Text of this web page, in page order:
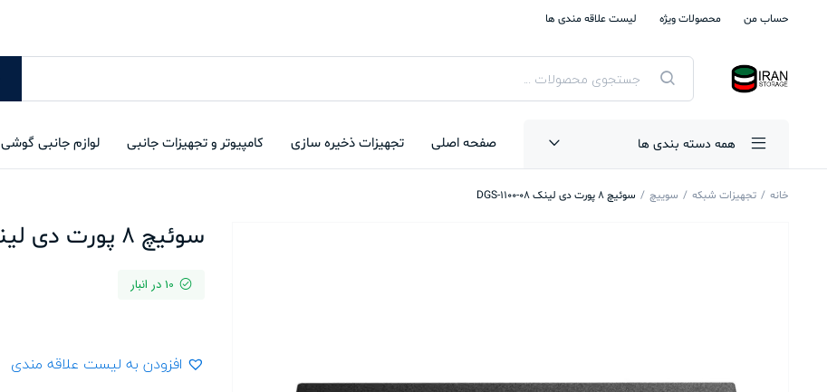
حساب من محصولات ویژه لیست علاقه مندی ها
جستجوی
محصولات
همه دسته بندی ها صفحه اصلی تجهیزات ذخیره سازی کامپیوتر و تجهیزات جانبی لوازم جانبی گوشی
خانه تجهیزات شبکه سوییچ سوئیچ 8 پورت دی لینک DGS-1100-08
سوئیچ 8 پورت دی لینک DGS-1100-08
10 در انبار
افزودن به لیست علاقه مندی